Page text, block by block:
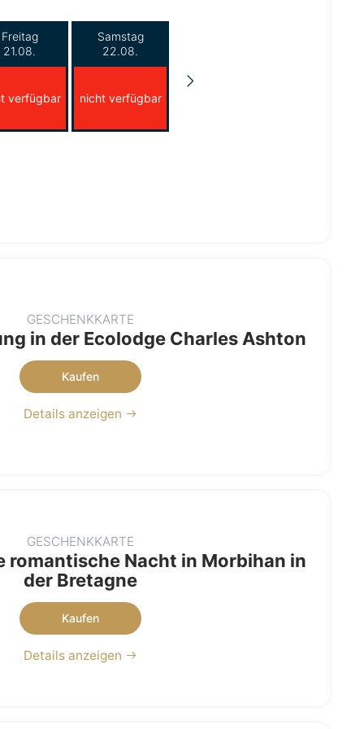
Freitag
21.08.
verfügbar
Samstag
22.08.
nicht verfügbar
GESCHENKKARTE
in der Ecolodge Charles Ashton
Kaufen
Details anzeigen
GESCHENKKARTE
romantische Nacht in Morbihan in
der Bretagne
Kaufen
Details anzeigen